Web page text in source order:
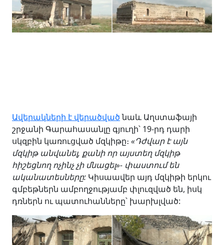
Ավերակների է վերածված նաև Աղստաֆայի
շրջանի Գարահասանլը գյուղի՝ 19-րդ դարի
սկզբին կառուցված մզկիթը։ «Դժվար է այն
մզկիթ անվանել, քանի որ այստեղ մզկիթ
հիշեցնող ոչինչ չի մնացել»- փաստում են
ականատեսները: Կիսաավեր այդ մզկիթի երկու
գմբեթներն ամբողջությամբ փլուզված են, իսկ
դռներն ու պատուհանները՝ խարխլված: